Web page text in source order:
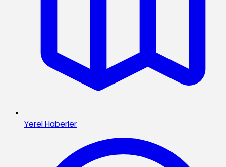
Yerel Haberler